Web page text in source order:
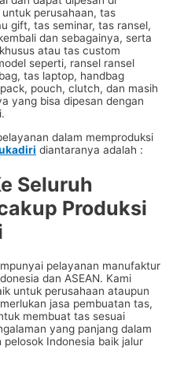
perusahaan, tas
gift, tas seminar, tas ransel,
dan sebagainya, serta
atau tas custom
seperti, ransel ransel
tas laptop, handbag
pouch, clutch, dan masih
yang bisa dipesan dengan
dalam memproduksi
diantaranya adalah :
Seluruh
Produksi
pelayanan manufaktur
dan ASEAN. Kami
untuk perusahaan ataupun
jasa pembuatan tas,
membuat tas sesuai
yang panjang dalam
Indonesia baik jalur